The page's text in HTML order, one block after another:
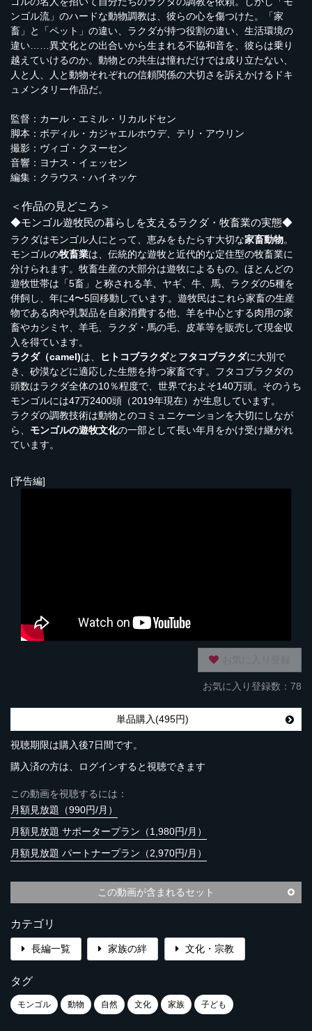
ンゴル流」のハードな動物調教は、彼らの心を傷つけた。「家
畜」と「ペット」の違い、ラクダが持つ役割の違い、生活環境の
違い……異文化との出合いから生まれる不協和音を、彼らは乗り
越えていけるのか。動物との共生は憧れだけでは成り立たない、
人と人、人と動物それぞれの信頼関係の大切さを訴えかけるドキ
ュメンタリー作品だ。
監督：カール・エミル・リカルドセン
脚本：ボディル・カジャエルホウデ、テリ・アウリン
撮影：ヴィゴ・クヌーセン
音響：ヨナス・イェッセン
編集：クラウス・ハイネッケ
＜作品の見どころ＞
◆モンゴル遊牧民の暮らしを支えるラクダ・牧畜業の実態◆
ラクダはモンゴル人にとって、恵みをもたらす大切な家畜動物。
モンゴルの牧畜業は、伝統的な遊牧と近代的な定住型の牧畜業に
分けられます。牧畜生産の大部分は遊牧によるもの。ほとんどの
遊牧世帯は「5畜」と称される羊、ヤギ、牛、馬、ラクダの5種を
併飼し、年に4〜5回移動しています。遊牧民はこれら家畜の生産
物である肉や乳製品を自家消費する他、羊を中心とする肉用の家
畜やカシミヤ、羊毛、ラクダ・馬の毛、皮革等を販売して現金収
入を得ています。
ラクダ（camel)は、 ヒトコブラクダと フタコブラクダに大別で
き、砂漠などに適応した生態を持つ家畜です。フタコブラクダの
頭数はラクダ全体の10％程度で、世界でおよそ140万頭。そのうち
モンゴルには47万2400頭（2019年現在）が生息しています。
ラクダの調教技術は動物とのコミュニケーションを大切にしなが
ら、 モンゴルの遊牧文化の一部として長い年月をかけ受け継がれ
ています。
[予告編]
お気に入り登録数：78
単品購入(495円)
視聴期限は購入後7日間です。
購入済の方は、ログインすると視聴できます
この動画を視聴するには：
月額見放題（990円/月）
月額見放題 サポータープラン（1,980円/月）
月額見放題 パートナープラン（2,970円/月）
この動画が含まれるセット
カテゴリ
長編一覧 家族の絆 文化・宗教
タグ
モンゴル 動物 自然 文化 家族 子ども